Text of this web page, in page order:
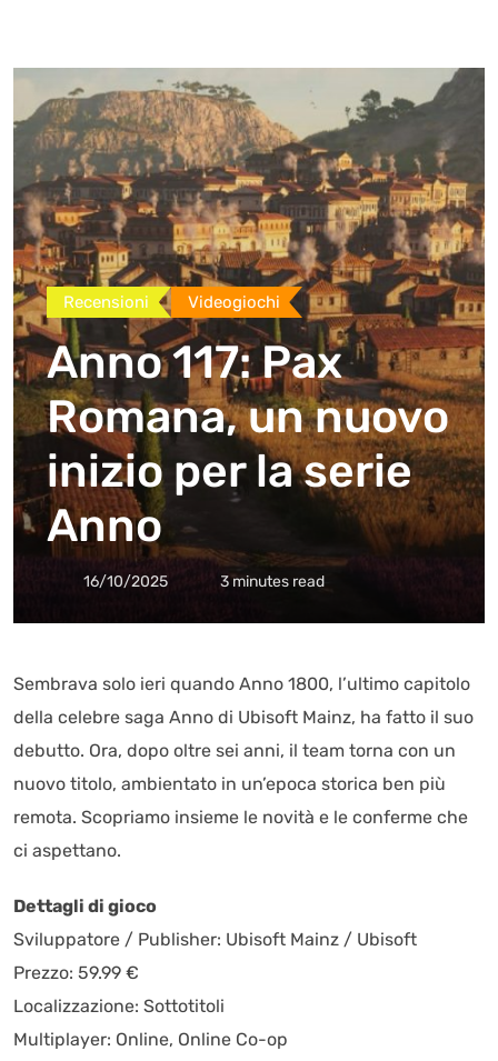
Recensioni Videogiochi
Anno 117: Pax
Romana, un nuovo
inizio per la serie
Anno
16/10/2025 3 minutes read
Sembrava solo ieri quando Anno 1800, l’ultimo capitolo
della celebre saga Anno di Ubisoft Mainz, ha fatto il suo
debutto. Ora, dopo oltre sei anni, il team torna con un
nuovo titolo, ambientato in un’epoca storica ben più
remota. Scopriamo insieme le novità e le conferme che
ci aspettano.
Dettagli di gioco
Sviluppatore / Publisher: Ubisoft Mainz / Ubisoft
Prezzo: 59.99 €
Localizzazione: Sottotitoli
Multiplayer: Online, Online Co-op